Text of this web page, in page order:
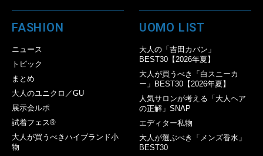
FASHION
ニュース
トピック
まとめ
大人のユニクロ／GU
展示会ルポ
試着フェス®︎
大人が買うべきハイブランド小
物
UOMO LIST
大人の「吉田カバン」
BEST30【2026年夏】
大人が買うべき「白スニーカ
ー」BEST30【2026年夏】
人気サロンが考える「大人ヘア
の正解」SNAP
エディター私物
大人が選ぶべき「メンズ香水」
BEST30